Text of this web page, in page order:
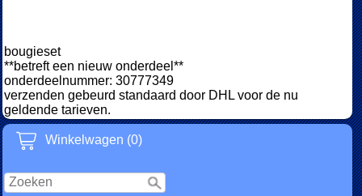
Winkelwagen (0)
bougieset
**betreft een nieuw onderdeel**
onderdeelnummer: 30777349
verzenden gebeurd standaard door DHL voor de nu
geldende tarieven.